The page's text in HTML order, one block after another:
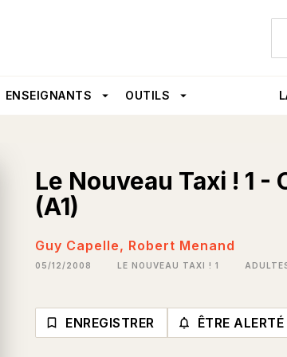
ENSEIGNANTS arrow_drop_down OUTILS arrow_drop_down
Le Nouveau Taxi ! 1
(A1)
Guy Capelle, Robert Menand
05/12/2008 LE NOUVEAU TAXI ! 1
bookmark_border ENREGISTRER ÊTRE ALERTÉ